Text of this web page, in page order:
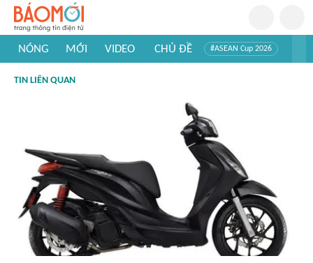
NÓNG MỚI VIDEO CHỦ ĐỀ #ASEAN Cup 2026
#Khám phá thế giới
TIN LIÊN QUAN